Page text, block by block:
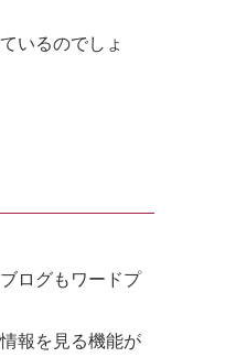
いるのでしょ
ログもワードプ
報を見る機能が